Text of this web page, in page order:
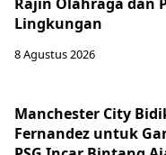
Lingkungan
8 Agustus 2026
Manchester City
Fernandez untuk